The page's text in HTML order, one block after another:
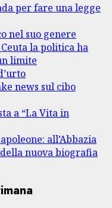
per fare una legge
nel suo genere
la politica ha
limite
news sul cibo
a “La Vita in
all’Abbazia
nuova biografia